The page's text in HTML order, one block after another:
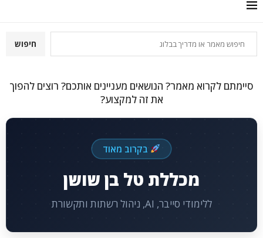
חיפוש
סיימתם לקרוא מאמר? הנושאים מעניינים אותכם? רוצים להפוך
את זה למקצוע?
בקרוב מאוד
מכללת טל בן שושן
ללימודי סייבר, AI, ניהול רשתות ותקשורת